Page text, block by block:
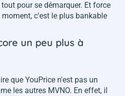
pour se démarquer. Et force
c'est le plus bankable
un peu plus à
que YouPrice n'est pas un
les autres MVNO. En effet, il